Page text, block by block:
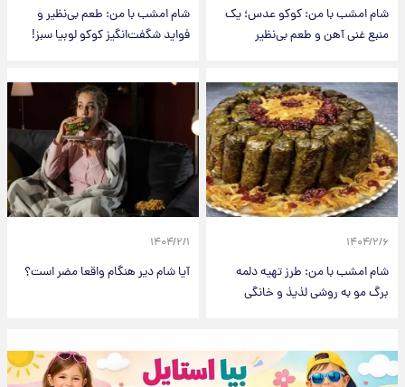
شام امشب با من: کوکو عدس؛ یک
منبع غنی آهن و طعم بی‌نظیر
شام امشب با من: طعم بی‌نظیر و
فواید شگفت‌انگیز کوکو لوبیا سبز!
۱۴۰۴/۲/۶
شام امشب با من: طرز تهیه دلمه
برگ مو به روشی لذیذ و خانگی
۱۴۰۴/۲/۱
آیا شام دیر هنگام واقعا مضر است؟